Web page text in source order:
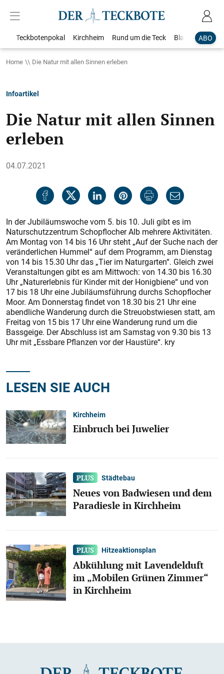
ABO
Teckbotenpokal Kirchheim Rund um die Teck Blaulicht
Home Die Natur mit allen Sinnen erleben
Infoartikel
Die Natur mit allen Sinnen
erleben
04.07.2021
In der Jubiläumswoche vom 5. bis 10. Juli gibt es im
Naturschutzzentrum Schopflocher Alb mehrere Aktivitäten.
Am Montag von 14 bis 16 Uhr steht „Auf der Suche nach der
veränderlichen Hummel“ auf dem Programm, am Dienstag
von 14 bis 15.30 Uhr das „Tier im Naturgarten“. Gleich zwei
Veranstaltungen gibt es am Mittwoch: von 14.30 bis 16.30
Uhr „Naturerlebnis für Kinder mit der Honigbiene“ und von
17 bis 18 Uhr eine Jubiläumsführung durchs Schopflocher
Moor. Am Donnerstag findet von 18.30 bis 21 Uhr eine
abendliche Wanderung durch die Streuobstwiesen statt, am
Freitag von 15 bis 17 Uhr eine Wanderung rund um die
Bassgeige. Der Abschluss ist am Samstag von 9.30 bis 13
Uhr mit „Essbare Pflanzen vor der Haustüre“. kry
LESEN SIE AUCH
Kirchheim
Einbruch bei Juwelier
Städtebau
Neues von Badwiesen und dem
Paradiesle in Kirchheim
Hitzeaktionsplan
Abkühlung mit Lavendelduft
im „Mobilen Grünen Zimmer“
in Kirchheim